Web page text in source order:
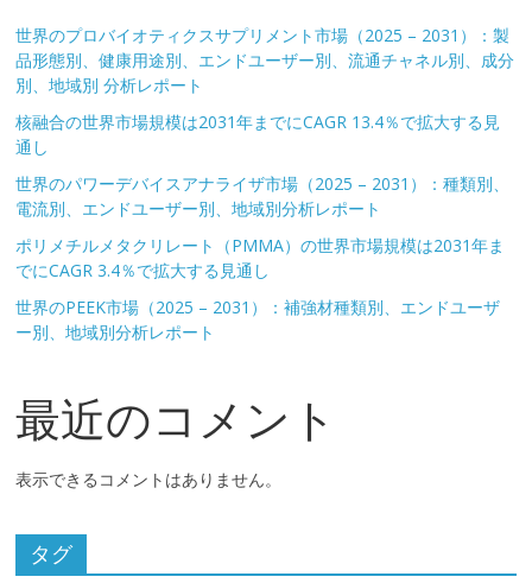
世界のプロバイオティクスサプリメント市場（2025 – 2031）：製
品形態別、健康用途別、エンドユーザー別、流通チャネル別、成分
別、地域別 分析レポート
核融合の世界市場規模は2031年までにCAGR 13.4％で拡大する見
通し
世界のパワーデバイスアナライザ市場（2025 – 2031）：種類別、
電流別、エンドユーザー別、地域別分析レポート
ポリメチルメタクリレート（PMMA）の世界市場規模は2031年ま
でにCAGR 3.4％で拡大する見通し
世界のPEEK市場（2025 – 2031）：補強材種類別、エンドユーザ
ー別、地域別分析レポート
最近のコメント
表示できるコメントはありません。
タグ